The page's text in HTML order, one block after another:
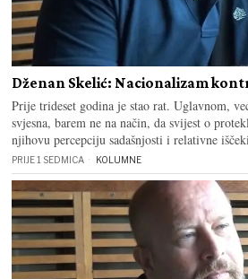
Dženan Skelić: Nacionalizam
Prije trideset godina je stao rat. Uglavnom,
svjesna, barem ne na način, da svijest o
njihovu percepciju sadašnjosti i relativne
PRIJE 1 SEDMICA KOLUMNE